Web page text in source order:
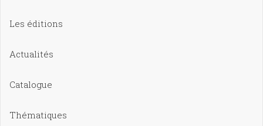
Les éditions
Actualités
Catalogue
Thématiques